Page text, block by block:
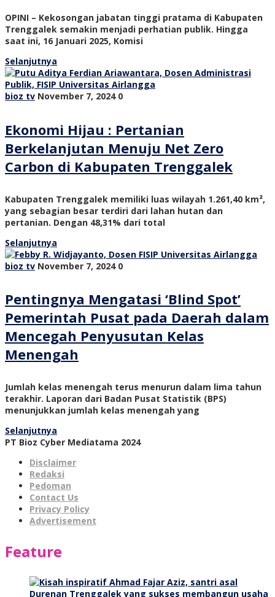
OPINI – Kekosongan jabatan tinggi pratama di Kabupaten
Trenggalek semakin menjadi perhatian publik. Hingga
saat ini, 16 Januari 2025, Komisi
Selanjutnya
bioz tv November 7, 2024 0
Ekonomi Hijau : Pertanian
Berkelanjutan Menuju Net Zero
Carbon di Kabupaten Trenggalek
Kabupaten Trenggalek memiliki luas wilayah 1.261,40 km²,
yang sebagian besar terdiri dari lahan hutan dan
pertanian. Dengan 48,31% dari total
Selanjutnya
bioz tv November 7, 2024 0
Pentingnya Mengatasi ‘Blind Spot’
Pemerintah Pusat pada Daerah dalam
Mencegah Penyusutan Kelas
Menengah
Jumlah kelas menengah terus menurun dalam lima tahun
terakhir. Laporan dari Badan Pusat Statistik (BPS)
menunjukkan jumlah kelas menengah yang
Selanjutnya
PT Bioz Cyber Mediatama 2024
Disclaimer
Redaksi
Pedoman
Contact Us
Privacy Policy
Advertisement
Feature